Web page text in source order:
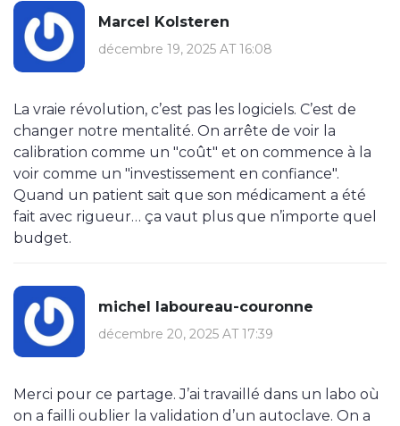
Marcel Kolsteren
décembre 19, 2025 AT 16:08
La vraie révolution, c’est pas les logiciels. C’est de
changer notre mentalité. On arrête de voir la
calibration comme un "coût" et on commence à la
voir comme un "investissement en confiance".
Quand un patient sait que son médicament a été
fait avec rigueur… ça vaut plus que n’importe quel
budget.
michel laboureau-couronne
décembre 20, 2025 AT 17:39
Merci pour ce partage. J’ai travaillé dans un labo où
on a failli oublier la validation d’un autoclave. On a